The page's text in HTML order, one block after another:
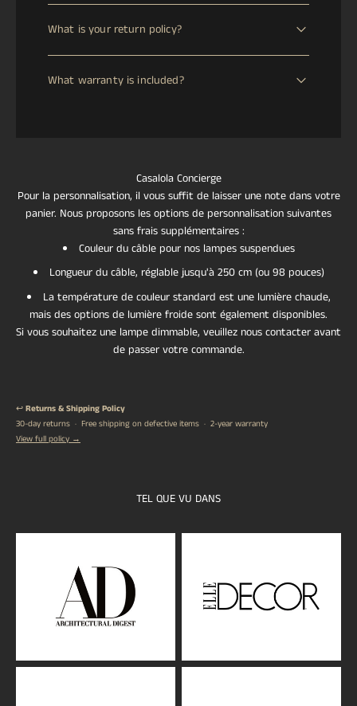
weeks. Most of our lamps are handmade by skilled
control, and voltage/plug adaptation according to your
What is your return policy?
delivery. If your item arrives damaged, defective, or lost
What warranty is included?
Casalola Concierge
Pour la personnalisation, il vous suffit de laisser une note dans votre
panier. Nous proposons les options de personnalisation suivantes
sans frais supplémentaires :
Couleur du câble pour nos lampes suspendues
Longueur du câble, réglable jusqu'à 250 cm (ou 98 pouces)
La température de couleur standard est une lumière chaude,
mais des options de lumière froide sont également disponibles.
Si vous souhaitez une lampe dimmable, veuillez nous contacter avant
de passer votre commande.
↩️Returns & Shipping Policy
30-day returns · Free shipping on defective items · 2-year warranty
View full policy →
TEL QUE VU DANS